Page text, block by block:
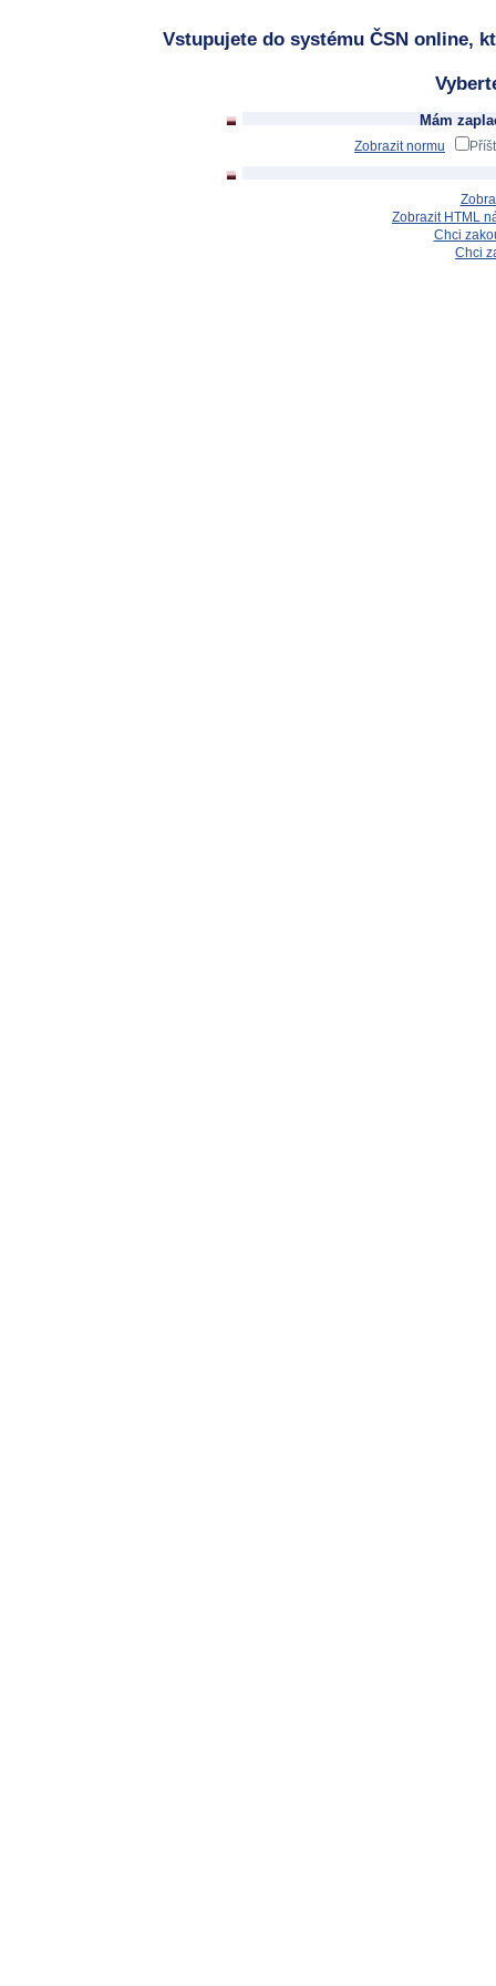
Vstupujete do systému ČSN online,
Mám
Zobrazit normu
Zobrazit HTML
Chci
Chci